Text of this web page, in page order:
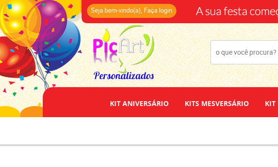
(14)
Seja bem-vindo(a), Faça login
KIT ANIVERSÁRIO KITS MESVERSÁRIO KIT